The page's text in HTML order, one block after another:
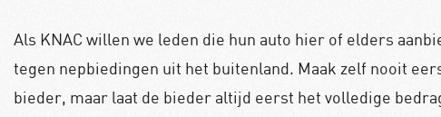
Als KNAC willen we leden die hun auto hier of elders
tegen nepbiedingen uit het buitenland. Maak zelf nooit
bieder, maar laat de bieder altijd eerst het volledige